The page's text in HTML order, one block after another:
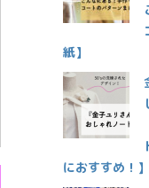
紙】
におすすめ！】